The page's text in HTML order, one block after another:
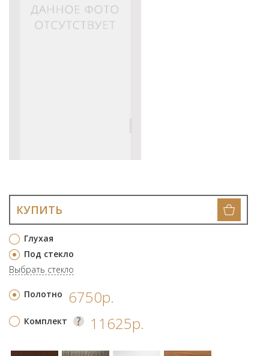
Глухая
Под стекло
Выбрать стекло
КУПИТЬ
Полотно 6750р.
Комплект 11625р.